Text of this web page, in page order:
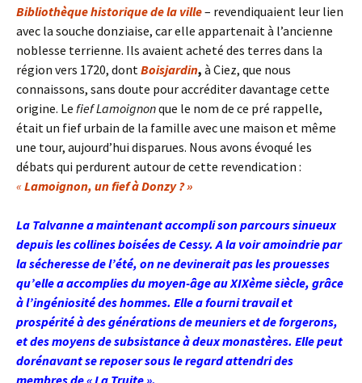
Bibliothèque historique de la ville– revendiquaient leur lien
avec la souche donziaise, car elle appartenait à l’ancienne
noblesse terrienne. Ils avaient acheté des terres dans la
région vers 1720, dont Boisjardin, à Ciez, que nous
connaissons, sans doute pour accréditer davantage cette
origine. Le fief Lamoignonque le nom de ce pré rappelle,
était un fief urbain de la famille avec une maison et même
une tour, aujourd’hui disparues. Nous avons évoqué les
débats qui perdurent autour de cette revendication :
«Lamoignon, un fief à Donzy ? »
La Talvanne a maintenant accompli son parcours sinueux
depuis les collines boisées de Cessy. A la voir amoindrie par
la sécheresse de l’été, on ne devinerait pas les prouesses
qu’elle a accomplies du moyen-âge au XIXème siècle, grâce
à l’ingéniosité des hommes. Elle a fourni travail et
prospérité à des générations de meuniers et de forgerons,
et des moyens de subsistance à deux monastères. Elle peut
dorénavant se reposer sous le regard attendri des
membres de « La Truite ».